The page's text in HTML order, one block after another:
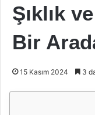
Şıklık
Bir
15 Kasım 2024 3